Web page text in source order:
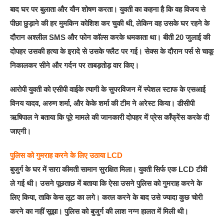
बाद घर पर बुलाता और यौन शोषण करता। युवती का कहना है कि वह विजय से
पीछा छुड़ाने की हर मुमकिन कोशिश कर चुकी थी, लेकिन वह उसके घर रहने के
दौरान अश्लील SMS और फोन कॉल्स करके धमकाता था। बीती 20 जुलाई की
दोपहर उसकी हत्या के इरादे से उसके फ्लैट पर गई। सेक्स के दौरान पर्स से चाकू
निकालकर सीने और गर्दन पर ताबड़तोड़ वार किए।
आरोपी युवती को एसीपी वाईके त्यागी के सुपरविजन में स्पेशल स्टाफ के एसआई
विनय यादव, अरुण शर्मा, और केके शर्मा की टीम ने अरेस्ट किया। डीसीपी
ऋषिपाल ने बताया कि पूरे मामले की जानकारी दोपहर में प्रेस कॉंफ्रेंस करके दी
जाएगी।
पुलिस को गुमराह करने के लिए उठाया LCD
बुजुर्ग के घर में सारा कीमती सामान सुरक्षित मिला। युवती सिर्फ एक LCD टीवी
ले गई थी। उसने पूछताछ में बताया कि ऐसा उसने पुलिस को गुमराह करने के
लिए किया, ताकि केस लूट का लगे। कत्ल करने के बाद उसे ज्यादा कुछ चोरी
करने का नहीं सूझा। पुलिस को बुजुर्ग की लाश नग्न हालत में मिली थी।